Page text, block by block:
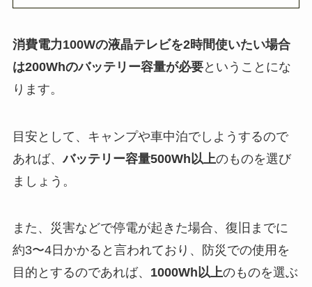
消費電力100Wの液晶テレビを2時間使いたい場合
は200Whのバッテリー容量が必要ということにな
ります。
目安として、キャンプや車中泊でしようするので
あれば、バッテリー容量500Wh以上のものを選び
ましょう。
また、災害などで停電が起きた場合、復旧までに
約3〜4日かかると言われており、防災での使用を
目的とするのであれば、 1000Wh以上のものを選ぶ